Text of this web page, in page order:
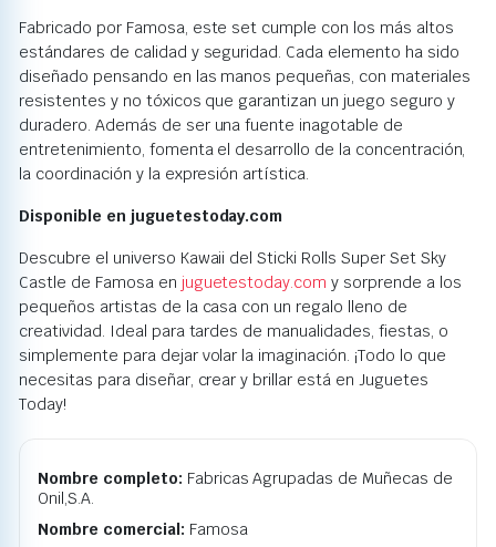
Fabricado por Famosa, este set cumple con los más altos
estándares de calidad y seguridad. Cada elemento ha sido
diseñado pensando en las manos pequeñas, con materiales
resistentes y no tóxicos que garantizan un juego seguro y
duradero. Además de ser una fuente inagotable de
entretenimiento, fomenta el desarrollo de la concentración,
la coordinación y la expresión artística.
Disponible en juguetestoday.com
Descubre el universo Kawaii del Sticki Rolls Super Set Sky
Castle de Famosa en juguetestoday.com y sorprende a los
pequeños artistas de la casa con un regalo lleno de
creatividad. Ideal para tardes de manualidades, fiestas, o
simplemente para dejar volar la imaginación. ¡Todo lo que
necesitas para diseñar, crear y brillar está en Juguetes
Today!
Nombre completo: Fabricas Agrupadas de Muñecas de
Onil,S.A.
Nombre comercial: Famosa